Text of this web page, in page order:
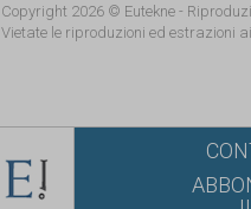
Copyright 2026 © Eutekne -
Vietate le riproduzioni ed estrazioni